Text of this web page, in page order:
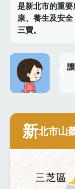
是新北市的重
康、養生及安
三寶。
新北市山